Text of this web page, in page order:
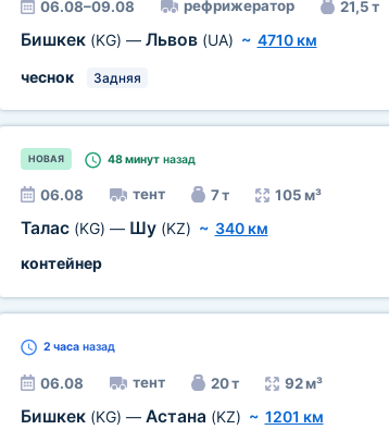
06.08–09.08 рефрижератор 21,5 т
Бишкек (KG) — Львов (UA) ~ 4710 км
чеснок
Задняя
НОВАЯ 48 минутназад
06.08 тент 7 т 105 м³
Талас (KG) — Шу (KZ) ~ 340 км
контейнер
2 часаназад
06.08 тент 20 т 92 м³
Бишкек (KG) — Астана (KZ) ~ 1201 км